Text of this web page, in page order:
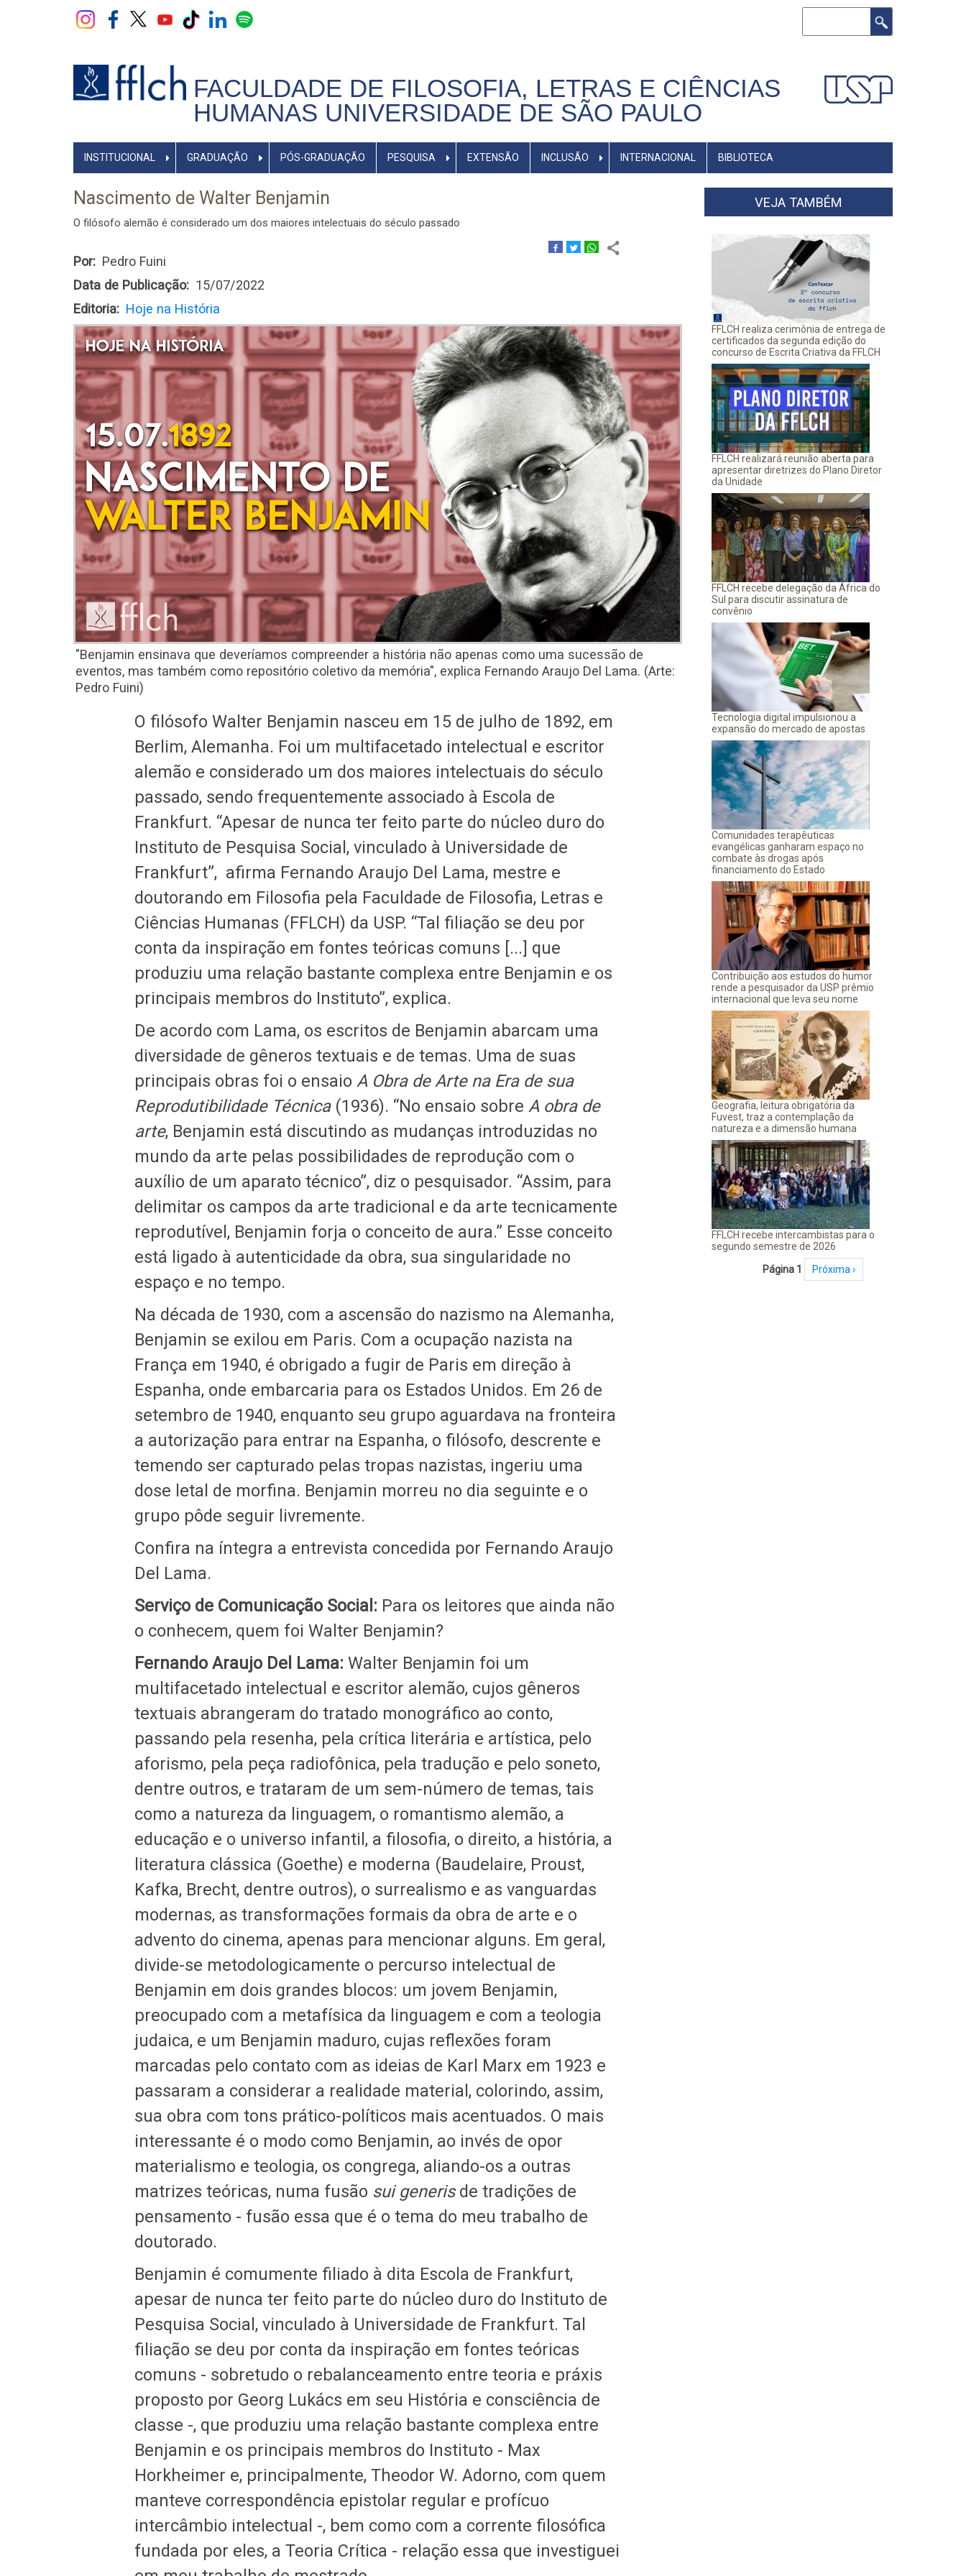
FACULDADE DE FILOSOFIA, LETRAS E CIÊNCIAS
HUMANAS UNIVERSIDADE DE SÃO PAULO
NAVEGADOR
PRINCIPAL
INSTITUCIONAL GRADUAÇÃO PÓS-GRADUAÇÃO PESQUISA EXTENSÃO INCLUSÃO INTERNACIONAL BIBLIOTECA
Nascimento de Walter Benjamin
O filósofo alemão é considerado um dos maiores intelectuais do século passado
Por
Pedro Fuini
Data de Publicação
15/07/2022
Editoria
Hoje na História
"Benjamin ensinava que deveríamos compreender a história não apenas como uma sucessão de
eventos, mas também como repositório coletivo da memória", explica Fernando Araujo Del Lama. (Arte:
Pedro Fuini)
O filósofo Walter Benjamin nasceu em 15 de julho de 1892, em
Berlim, Alemanha. Foi um multifacetado intelectual e escritor
alemão e considerado um dos maiores intelectuais do século
passado, sendo frequentemente associado à Escola de
Frankfurt. “Apesar de nunca ter feito parte do núcleo duro do
Instituto de Pesquisa Social, vinculado à Universidade de
Frankfurt”, afirma Fernando Araujo Del Lama, mestre e
doutorando em Filosofia pela Faculdade de Filosofia, Letras e
Ciências Humanas (FFLCH) da USP. “Tal filiação se deu por
conta da inspiração em fontes teóricas comuns [...] que
produziu uma relação bastante complexa entre Benjamin e os
principais membros do Instituto”, explica.
De acordo com Lama, os escritos de Benjamin abarcam uma
diversidade de gêneros textuais e de temas. Uma de suas
principais obras foi o ensaio A Obra de Arte na Era de sua
Reprodutibilidade Técnica (1936). “No ensaio sobre A obra de
arte, Benjamin está discutindo as mudanças introduzidas no
mundo da arte pelas possibilidades de reprodução com o
auxílio de um aparato técnico”, diz o pesquisador. “Assim, para
delimitar os campos da arte tradicional e da arte tecnicamente
reprodutível, Benjamin forja o conceito de aura.” Esse conceito
está ligado à autenticidade da obra, sua singularidade no
espaço e no tempo.
Na década de 1930, com a ascensão do nazismo na Alemanha,
Benjamin se exilou em Paris. Com a ocupação nazista na
França em 1940, é obrigado a fugir de Paris em direção à
Espanha, onde embarcaria para os Estados Unidos. Em 26 de
setembro de 1940, enquanto seu grupo aguardava na fronteira
a autorização para entrar na Espanha, o filósofo, descrente e
temendo ser capturado pelas tropas nazistas, ingeriu uma
dose letal de morfina. Benjamin morreu no dia seguinte e o
grupo pôde seguir livremente.
Confira na íntegra a entrevista concedida por Fernando Araujo
Del Lama.
Serviço de Comunicação Social: Para os leitores que ainda não
o conhecem, quem foi Walter Benjamin?
Fernando Araujo Del Lama: Walter Benjamin foi um
multifacetado intelectual e escritor alemão, cujos gêneros
textuais abrangeram do tratado monográfico ao conto,
passando pela resenha, pela crítica literária e artística, pelo
aforismo, pela peça radiofônica, pela tradução e pelo soneto,
dentre outros, e trataram de um sem-número de temas, tais
como a natureza da linguagem, o romantismo alemão, a
educação e o universo infantil, a filosofia, o direito, a história, a
literatura clássica (Goethe) e moderna (Baudelaire, Proust,
Kafka, Brecht, dentre outros), o surrealismo e as vanguardas
modernas, as transformações formais da obra de arte e o
advento do cinema, apenas para mencionar alguns. Em geral,
divide-se metodologicamente o percurso intelectual de
Benjamin em dois grandes blocos: um jovem Benjamin,
preocupado com a metafísica da linguagem e com a teologia
judaica, e um Benjamin maduro, cujas reflexões foram
marcadas pelo contato com as ideias de Karl Marx em 1923 e
passaram a considerar a realidade material, colorindo, assim,
sua obra com tons prático-políticos mais acentuados. O mais
interessante é o modo como Benjamin, ao invés de opor
materialismo e teologia, os congrega, aliando-os a outras
matrizes teóricas, numa fusão sui generisde tradições de
pensamento - fusão essa que é o tema do meu trabalho de
doutorado.
Benjamin é comumente filiado à dita Escola de Frankfurt,
apesar de nunca ter feito parte do núcleo duro do Instituto de
Pesquisa Social, vinculado à Universidade de Frankfurt. Tal
filiação se deu por conta da inspiração em fontes teóricas
comuns - sobretudo o rebalanceamento entre teoria e práxis
proposto por Georg Lukács em seu História e consciência de
classe -, que produziu uma relação bastante complexa entre
Benjamin e os principais membros do Instituto - Max
Horkheimer e, principalmente, Theodor W. Adorno, com quem
manteve correspondência epistolar regular e profícuo
intercâmbio intelectual -, bem como com a corrente filosófica
fundada por eles, a Teoria Crítica - relação essa que investiguei
VEJA TAMBÉM
FFLCH realiza cerimônia de entrega de
certificados da segunda edição do
concurso de Escrita Criativa da FFLCH
FFLCH realizará reunião aberta para
apresentar diretrizes do Plano Diretor
da Unidade
FFLCH recebe delegação da África do
Sul para discutir assinatura de
convênio
Tecnologia digital impulsionou a
expansão do mercado de apostas
Comunidades terapêuticas
evangélicas ganharam espaço no
combate às drogas após
financiamento do Estado
Contribuição aos estudos do humor
rende a pesquisador da USP prêmio
internacional que leva seu nome
Geografia, leitura obrigatória da
Fuvest, traz a contemplação da
natureza e a dimensão humana
FFLCH recebe intercambistas para o
segundo semestre de 2026
PaginaçãoPágina 1 Próxima página
Próxima ›